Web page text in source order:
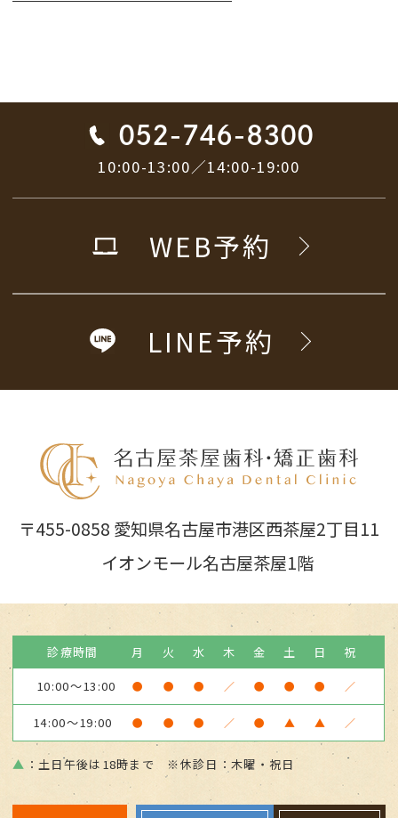
052-746-8300
10:00-13:00／14:00-19:00
WEB予約
LINE予約
〒455-0858 愛知県名古屋市港区西茶屋2丁目11
イオンモール名古屋茶屋1階
診療時間 月 火 水 木 金 土 日
祝
10:00～13:00
● ● ● ／ ● ● ● ／
14:00～19:00 ● ● ● ／ ● ▲ ▲ ／
▲ ：土日午後は18時まで ※休診日：木曜・祝日